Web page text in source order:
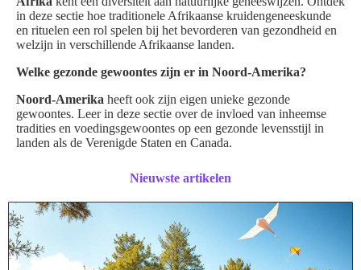
in deze sectie hoe traditionele Afrikaanse kruidengeneeskunde
en rituelen een rol spelen bij het bevorderen van gezondheid en
welzijn in verschillende Afrikaanse landen.
Welke gezonde gewoontes zijn er in Noord-Amerika?
Noord-Amerika heeft ook zijn eigen unieke gezonde
gewoontes. Leer in deze sectie over de invloed van inheemse
tradities en voedingsgewoontes op een gezonde levensstijl in
landen als de Verenigde Staten en Canada.
Nieuwste artikelen